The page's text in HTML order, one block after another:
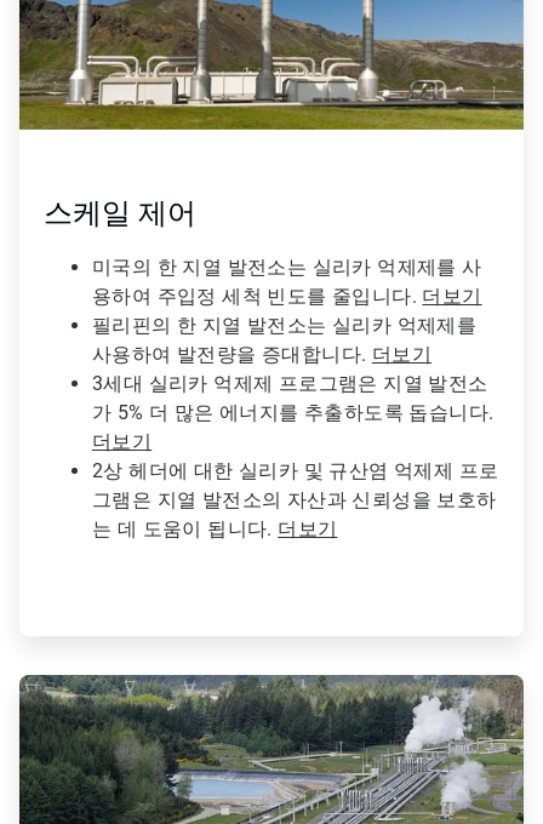
스케일 제어
미국의 한 지열 발전소는 실리카 억제제를 사
용하여 주입정 세척 빈도를 줄입니다. 더보기
필리핀의 한 지열 발전소는 실리카 억제제를
사용하여 발전량을 증대합니다. 더보기
3세대 실리카 억제제 프로그램은 지열 발전소
가 5% 더 많은 에너지를 추출하도록 돕습니다.
더보기
2상 헤더에 대한 실리카 및 규산염 억제제 프로
그램은 지열 발전소의 자산과 신뢰성을 보호하
는 데 도움이 됩니다. 더보기
ArticleTile
2/4